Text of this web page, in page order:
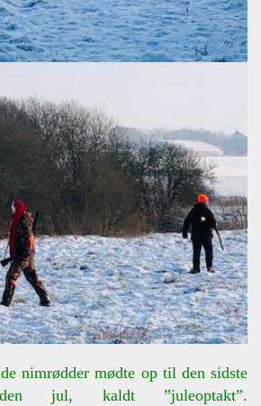
nimrødder mødte op til den sidste
jul, kaldt ”juleoptakt”.